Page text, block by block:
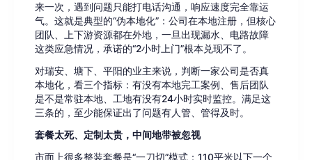
来一次，遇到问题只能打电话沟通，响应速度完全靠运
气。这就是典型的“伪本地化”：公司在本地注册，但核心
团队、上下游资源都在外地，一旦出现漏水、电路故障
这类应急情况，承诺的“2小时上门”根本兑现不了。
对瑞安、塘下、平阳的业主来说，判断一家公司是否真
本地化，看三个指标：有没有本地完工案例、售后团队
是不是常驻本地、工地有没有24小时实时监控。满足这
三条的，至少能保证出了问题有人管、管得及时。
套餐太死、定制太贵，中间地带被忽视
市面上很多整装套餐是“一刀切”模式：110平米以下一个